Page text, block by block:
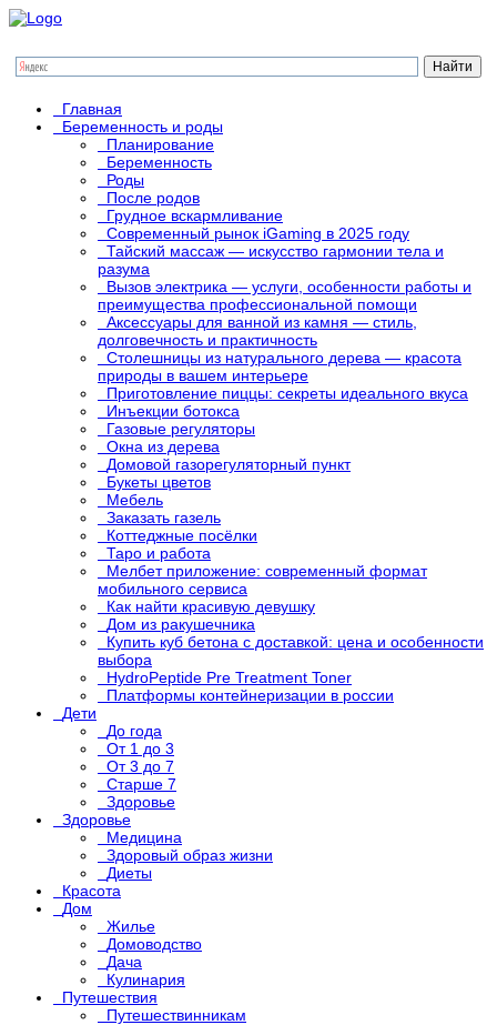
Главная
Беременность и роды
Планирование
Беременность
Роды
После родов
Грудное вскармливание
Современный рынок iGaming в 2025 году
Тайский массаж — искусство гармонии тела и
разума
Вызов электрика — услуги, особенности работы и
преимущества профессиональной помощи
Аксессуары для ванной из камня — стиль,
долговечность и практичность
Столешницы из натурального дерева — красота
природы в вашем интерьере
Приготовление пиццы: секреты идеального вкуса
Инъекции ботокса
Газовые регуляторы
Окна из дерева
Домовой газорегуляторный пункт
Букеты цветов
Мебель
Заказать газель
Коттеджные посёлки
Таро и работа
Мелбет приложение: современный формат
мобильного сервиса
Как найти красивую девушку
Дом из ракушечника
Купить куб бетона с доставкой: цена и особенности
выбора
HydroPeptide Pre Treatment Toner
Платформы контейнеризации в россии
Дети
До года
От 1 до 3
От 3 до 7
Старше 7
Здоровье
Здоровье
Медицина
Здоровый образ жизни
Диеты
Красота
Дом
Жилье
Домоводство
Дача
Кулинария
Путешествия
Путешествинникам